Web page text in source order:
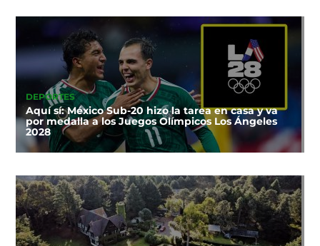
DEPORTES
Aquí sí: México Sub-20 hizo la tarea en casa y va
por medalla a los Juegos Olímpicos Los Ángeles
2028